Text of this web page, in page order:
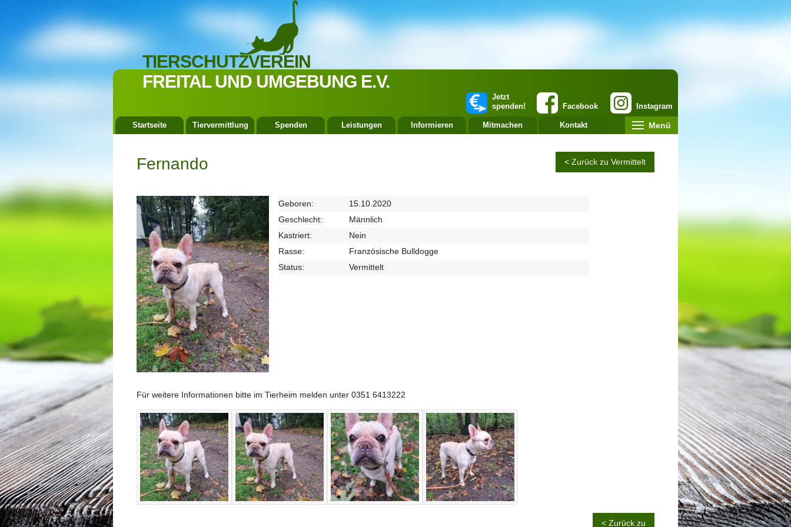
TIERSCHUTZVEREIN
FREITAL UND UMGEBUNG E.V.
Instagram
Facebook
Jetzt
spenden!
Startseite Tiervermittlung Spenden Leistungen Informieren Mitmachen Kontakt Menü
Fernando < Zurück zu Vermittelt
Geboren:
15.10.2020
Geschlecht:
Männlich
Kastriert:
Nein
Rasse:
Französische Bulldogge
Status:
Vermittelt
Für weitere Informationen bitte im Tierheim melden unter 0351 6413222
< Zurück zu